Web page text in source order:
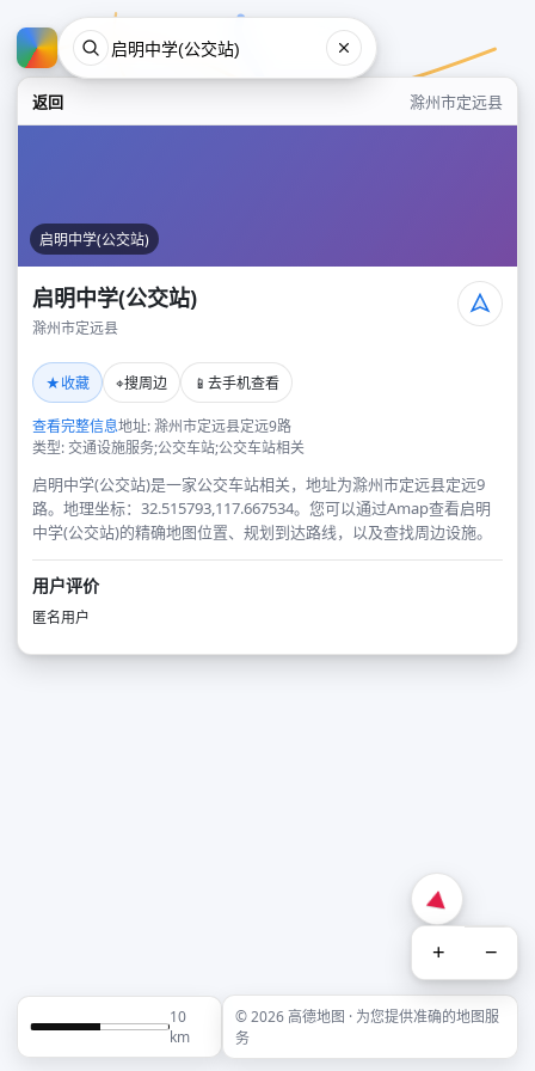
返回 滁州市定远县
启明中学(公交站)
启明中学(公交站)
滁州市定远县
★收藏 ⌖搜周边 📱 去手机查看
查看完整信息地址: 滁州市定远县定远9路
类型: 交通设施服务;公交车站;公交车站相关
启明中学(公交站)是一家公交车站相关，地址为滁州市定远县定远9
路。地理坐标：32.515793,117.667534。您可以通过Amap查看启明
中学(公交站)的精确地图位置、规划到达路线，以及查找周边设施。
用户评价
匿名用户
+ −
10
km
© 2026 高德地图 · 为您提供准确的地图服
务